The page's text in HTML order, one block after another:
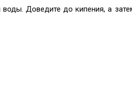
воды. Доведите до кипения, а